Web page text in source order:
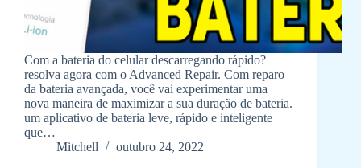
Com a bateria do celular descarregando rápido?
resolva agora com o Advanced Repair. Com reparo
da bateria avançada, você vai experimentar uma
nova maneira de maximizar a sua duração de bateria.
um aplicativo de bateria leve, rápido e inteligente
que…
Mitchell
outubro 24, 2022